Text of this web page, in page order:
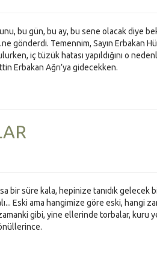
bu gün, bu ay, bu sene olacak diye
gönderdi. Temennim, Sayın Erbakan
iç tüzük hatası yapıldığını o
Erbakan Ağrı’ya gidecekken.
bir süre kala, hepinize tanıdık gelecek
Eski ama hangimize göre eski, hangi
gibi, yine ellerinde torbalar, kuru